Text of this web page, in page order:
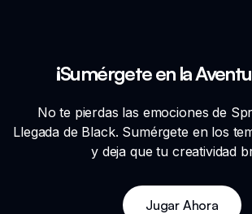
¡Sumérgete en la
No te pierdas las emociones de
Llegada de Black. Sumérgete en los
y deja que tu creatividad
Jugar Ahora